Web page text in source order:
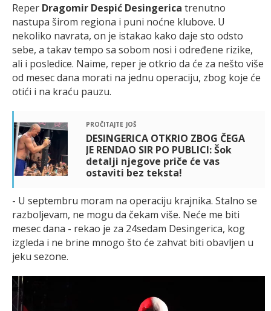
Reper Dragomir Despić Desingerica trenutno
nastupa širom regiona i puni noćne klubove. U
nekoliko navrata, on je istakao kako daje sto odsto
sebe, a takav tempo sa sobom nosi i određene rizike,
ali i posledice. Naime, reper je otkrio da će za nešto više
od mesec dana morati na jednu operaciju, zbog koje će
otići i na kraću pauzu.
pročitajte još
DESINGERICA OTKRIO ZBOG ČEGA
JE RENDAO SIR PO PUBLICI: Šok
detalji njegove priče će vas
ostaviti bez teksta!
- U septembru moram na operaciju krajnika. Stalno se
razboljevam, ne mogu da čekam više. Neće me biti
mesec dana - rekao je za 24sedam Desingerica, kog
izgleda i ne brine mnogo što će zahvat biti obavljen u
jeku sezone.